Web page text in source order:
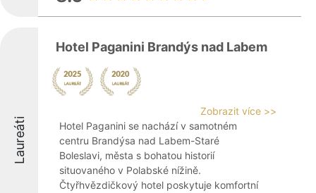
Laureáti
Hotel Paganini Brandýs nad Labem
Zobrazit více >>
Hotel Paganini se nachází v samotném
centru Brandýsa nad Labem-Staré
Boleslavi, města s bohatou historií
situovaného v Polabské nížině.
Čtyřhvězdičkový hotel poskytuje komfortní